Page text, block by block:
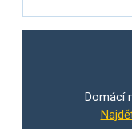
Domácí